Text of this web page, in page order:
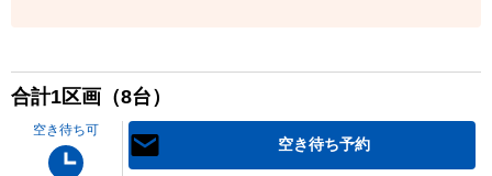
合計1区画（8台）
空き待ち可
空き待ち予約